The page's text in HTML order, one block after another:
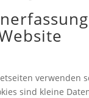
verwenden
sind kleine